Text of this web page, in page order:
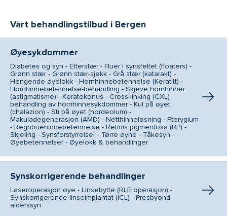
Vårt behandlingstilbud i Bergen
Øyesykdommer
Diabetes og syn - Etterstær - Fluer i synsfeltet (floaters) -
Grønn stær - Grønn stær-sjekk - Grå stær (katarakt) -
Hengende øyelokk - Hornhinnebetennelse (Keratitt) -
Hornhinnebetennelse-behandling - Skjeve hornhinner
(astigmatisme) - Keratokonus - Cross-linking (CXL)
behandling av hornhinnesykdommer - Kul på øyet
(chalazion) - Sti på øyet (hordeolum) -
Makuladegenerasjon (AMD) - Netthinneløsning - Pterygium
- Regnbuehinnebetennelse - Retinis pigmentosa (RP) -
Skjeling - Synsforstyrrelser - Tørre øyne - Tåkesyn -
Øyebetennelser - Øyelokk & behandlinger
Synskorrigerende behandlinger
Laseroperasjon øye - Linsebytte (RLE operasjon) -
Synskorrigerende linseimplantat (ICL) - Presbyond -
alderssyn